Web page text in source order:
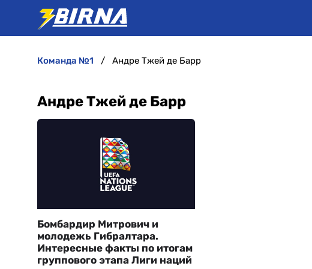
команда №1 Андре Тжей де Барр
Андре Тжей де Барр
Бомбардир Митрович и
молодежь Гибралтара.
Интересные факты по итогам
группового этапа Лиги наций